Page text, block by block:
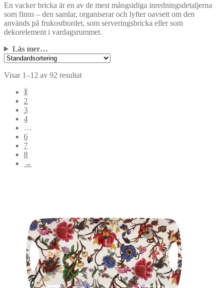
En vacker bricka är en av de mest mångsidiga inredningsdetaljerna
som finns – den samlar, organiserar och lyfter oavsett om den
används på frukostbordet, som serveringsbricka eller som
dekorelement i vardagsrummet.
Läs mer…
Visar 1–12 av 92 resultat
1
2
3
4
…
6
7
8
→